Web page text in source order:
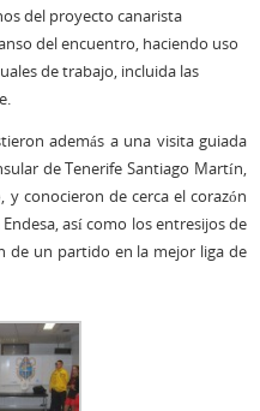
del proyecto canarista
del encuentro, haciendo uso
de trabajo, incluida las
además a una visita guiada
de Tenerife Santiago Martín,
y conocieron de cerca el corazón
así como los entresijos de
de un partido en la mejor liga de